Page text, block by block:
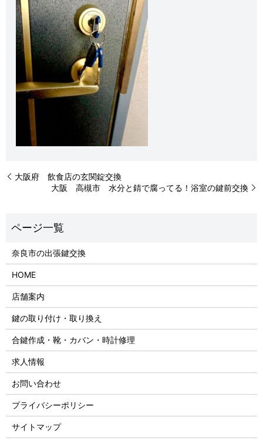
大阪府 飲食店の玄関錠交換
大阪 高槻市 水分と錆で腐ってる！浴室の鍵前交換
奈良市の出張鍵交換
HOME
店舗案内
鍵の取り付け・取り換え
合鍵作成・靴・カバン・時計修理
求人情報
お問い合わせ
プライバシーポリシー
サイトマップ